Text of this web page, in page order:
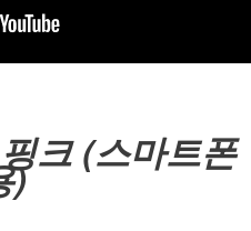
크 (스마트폰
)